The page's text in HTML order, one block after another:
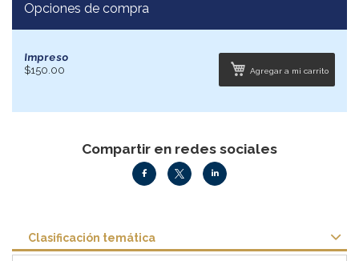
Opciones de compra
Impreso
$150.00
Agregar a mi carrito
Compartir en redes sociales
Clasificación temática